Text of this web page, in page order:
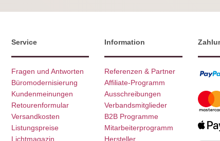
Service
Fragen und Antworten
Büromodernisierung
Kundenmeinungen
Retourenformular
Versandkosten
Listungspreise
Lichtmagazin
Information
Referenzen & Partner
Affiliate-Programm
Ausschreibungen
Verbandsmitglieder
B2B Programme
Mitarbeiterprogramm
Hersteller